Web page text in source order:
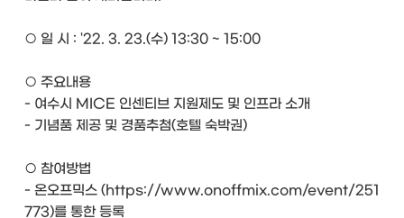
○ 일 시 : '22. 3. 23.(수) 13:30 ~ 15:00
○ 주요내용
- 여수시 MICE 인센티브 지원제도 및 인프라 소개
- 기념품 제공 및 경품추첨(호텔 숙박권)
○ 참여방법
- 온오프믹스 (https://www.onoffmix.com/event/251
773)를 통한 등록